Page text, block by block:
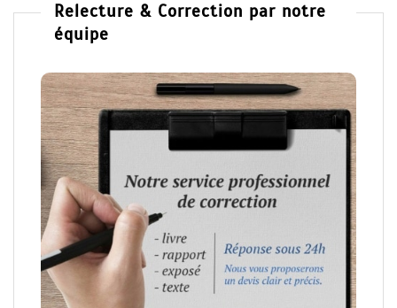
Relecture & Correction par notre
équipe